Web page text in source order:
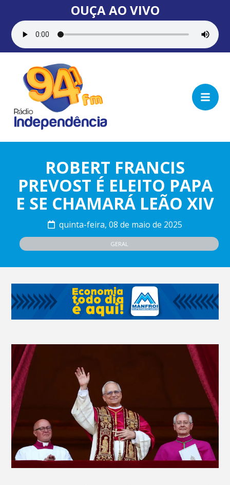
OUÇA AO VIVO
ROBERT FRANCIS
PREVOST É ELEITO PAPA
E SE CHAMARÁ LEÃO XIV
quinta-feira, 08 de maio de 2025
GERAL